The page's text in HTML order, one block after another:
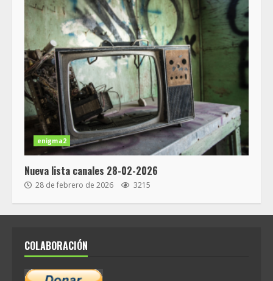
enigma2
Nueva lista canales 28-02-2026
28 de febrero de 2026 3215
COLABORACIÓN